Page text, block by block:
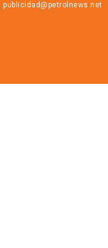
publicidad@petrolnews.net